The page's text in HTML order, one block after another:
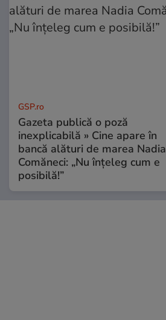
GSP.ro
Gazeta publică o poză
inexplicabilă » Cine apare în
bancă alături de marea Nadia
Comăneci: „Nu înțeleg cum e
posibilă!”